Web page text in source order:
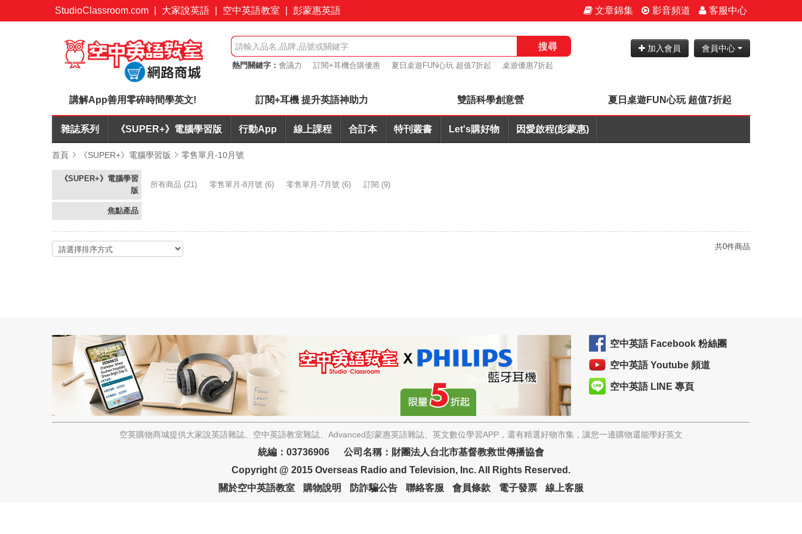
StudioClassroom.com 大家說英語 空中英語教室 彭蒙惠英語 文章錦集 影音頻道 客服中心
搜尋
熱門關鍵字： 會議力 訂閱+耳機合購優惠 夏日桌遊FUN心玩 超值7折起
桌遊優惠7折起
加入會員 會員中心
講解App善用零碎時間學英文! 訂閱+耳機 提升英語神助力 雙語科學創意營 夏日桌遊FUN心玩 超值7折起
雜誌系列 《SUPER+》電腦學習版 行動App 線上課程 合訂本 特刊叢書 Let's購好物 因愛啟程(彭蒙惠)
首頁 《SUPER+》電腦學習版 零售單月-10月號
《SUPER+》電腦學習
版
所有商品 (21) 零售單月-8月號 (6) 零售單月-7月號 (6) 訂閱 (9)
焦點產品
共0件商品
空中英語 Facebook 粉絲團
空中英語 Youtube 頻道
空中英語 LINE 專頁
空英購物商城提供大家說英語雜誌、空中英語教室雜誌、Advanced彭蒙惠英語雜誌、英文數位學習APP，還有精選好物市集，讓您一邊購物還能學好英文
統編：03736906 公司名稱：財團法人台北市基督教救世傳播協會
Copyright @ 2015 Overseas Radio and Television, Inc. All Rights Reserved.
關於空中英語教室
購物說明 防詐騙公告 聯絡客服 會員條款 電子發票 線上客服